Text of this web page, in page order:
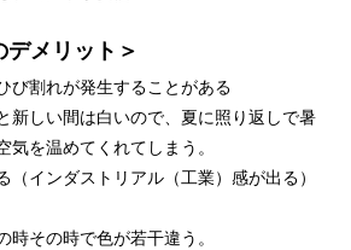
デメリット＞
び割れが発生することがある
新しい間は白いので、夏に照り返しで暑
気を温めてくれてしまう。
（インダストリアル（工業）感が出る）
時その時で色が若干違う。